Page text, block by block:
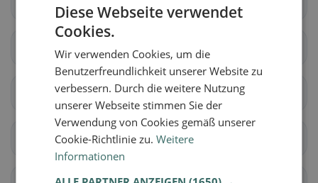
Bonstetten Hausen am Albis
Hedingen Kappel am Albis
Knonau Maschwanden
Diese Webseite verwendet
Cookies.
Wir verwenden Cookies, um die
Benutzerfreundlichkeit unserer Website zu
verbessern. Durch die weitere Nutzung
unserer Webseite stimmen Sie der
Verwendung von Cookies gemäß unserer
Cookie-Richtlinie zu.Weitere
Informationen